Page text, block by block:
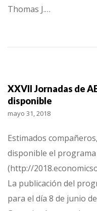
Thomas J.…
XXVII Jornadas de
disponible
mayo 31, 2018
Estimados
disponible el
(http://
La publicación del
para el día 8 de junio